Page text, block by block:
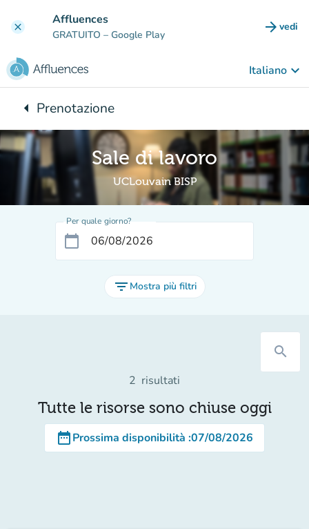
clear Affluences
GRATUITO – Google Play arrow_forward vedi
Italiano keyboard_arrow_down
arrow_leftTorna a:
Prenotazione
Sale di lavoro
UCLouvain BISP
Per quale giorno?
calendar_today
filter_list Mostra più filtri
search
2 risultati
Tutte le risorse sono chiuse oggi
date_rangeProssima disponibilità :07/08/2026